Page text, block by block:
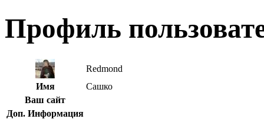
Профиль
Redmond
Имя
Сашко
Ваш сайт
Доп. Информация